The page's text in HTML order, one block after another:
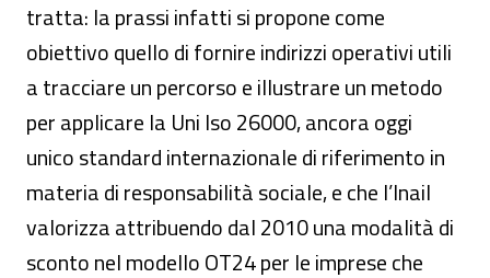
tratta: la prassi infatti si propone come
obiettivo quello di fornire indirizzi operativi utili
a tracciare un percorso e illustrare un metodo
per applicare la Uni Iso 26000, ancora oggi
unico standard internazionale di riferimento in
materia di responsabilità sociale, e che l’Inail
valorizza attribuendo dal 2010 una modalità di
sconto nel modello OT24 per le imprese che